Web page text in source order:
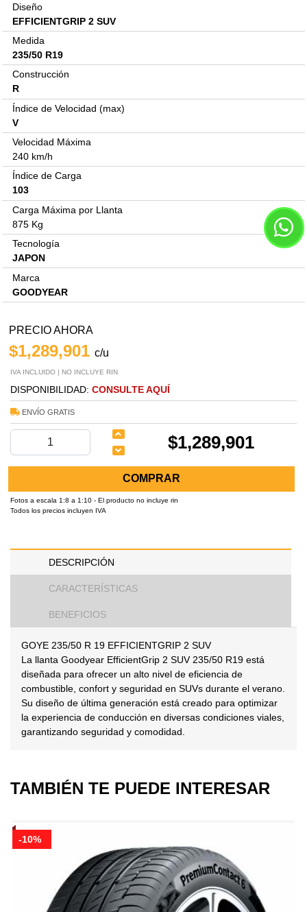
Diseño
EFFICIENTGRIP 2 SUV
Medida
235/50 R19
Construcción
R
Índice de Velocidad (max)
V
Velocidad Máxima
240 km/h
Índice de Carga
103
Carga Máxima por Llanta
875 Kg
Tecnología
JAPON
Marca
GOODYEAR
PRECIO AHORA
$1,289,901 c/u
IVA INCLUIDO | NO INCLUYE RIN
DISPONIBILIDAD: CONSULTE AQUÍ
ENVÍO GRATIS
$1,289,901
COMPRAR
Fotos a escala 1:8 a 1:10 - El producto no incluye rin
Todos los precios incluyen IVA
DESCRIPCIÓN
CARACTERÍSTICAS
BENEFICIOS
GOYE 235/50 R 19 EFFICIENTGRIP 2 SUV
La llanta Goodyear EfficientGrip 2 SUV 235/50 R19 está
diseñada para ofrecer un alto nivel de eficiencia de
combustible, confort y seguridad en SUVs durante el verano.
Su diseño de última generación está creado para optimizar
la experiencia de conducción en diversas condiciones viales,
garantizando seguridad y comodidad.
TAMBIÉN TE PUEDE INTERESAR
-10%